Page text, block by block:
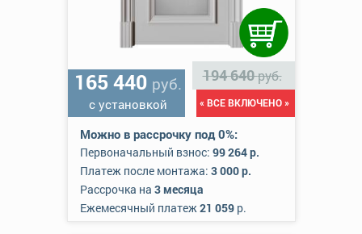
165 440 руб.
с установкой
194 640руб.
« ВСЕ ВКЛЮЧЕНО »
Можно в рассрочку под 0%:
Первоначальный взнос: 99 264 р.
Платеж после монтажа: 3 000 р.
Рассрочка на 3 месяца
Ежемесячный платеж21 059р.